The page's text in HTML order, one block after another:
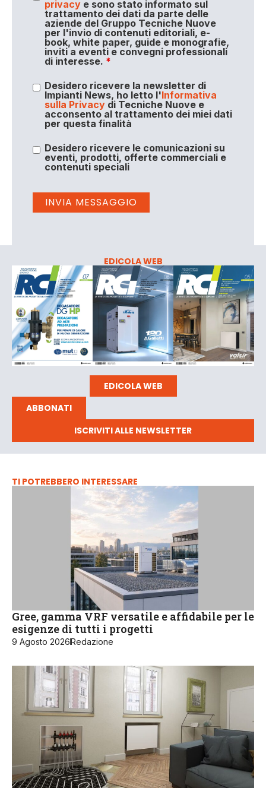
privacye sono stato informato sul
trattamento dei dati da parte delle
aziende del Gruppo Tecniche Nuove
per l'invio di contenuti editoriali, e-
book, white paper, guide e monografie,
inviti a eventi e convegni professionali
di interesse. *
Desidero ricevere la newsletter di
Impianti News, ho letto l'Informativa
sulla Privacydi Tecniche Nuove e
acconsento al trattamento dei miei dati
per questa finalità
Desidero ricevere le comunicazioni su
eventi, prodotti, offerte commerciali e
contenuti speciali
EDICOLA WEB
EDICOLA WEB
ABBONATI
ISCRIVITI ALLE NEWSLETTER
TI POTREBBERO INTERESSARE
Gree, gamma VRF versatile e affidabile per le
esigenze di tutti i progetti
9 Agosto 2026Redazione